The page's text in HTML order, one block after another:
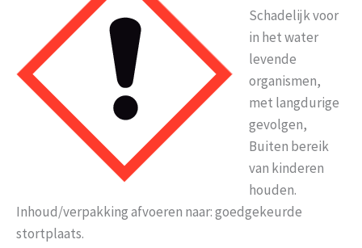
Schadelijk voor
in het water
levende
organismen,
met langdurige
gevolgen,
Buiten bereik
van kinderen
houden.
Inhoud/verpakking afvoeren naar: goedgekeurde
stortplaats.